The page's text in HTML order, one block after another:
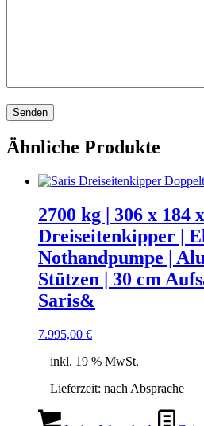
Ähnliche Produkte
2700 kg | 306 x 184
Dreiseitenkipper |
Nothandpumpe |
Stützen | 30 cm
Saris&
7.995,00 €
inkl. 19 % MwSt.
Lieferzeit: nach Absprache